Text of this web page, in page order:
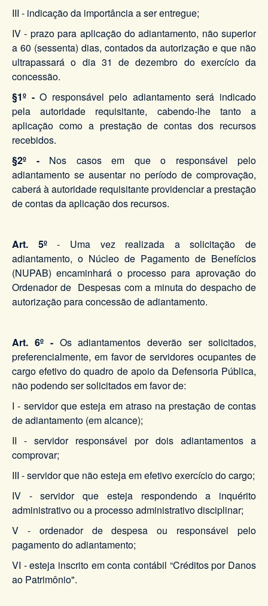
III - indicação da importância a ser entregue;
IV - prazo para aplicação do adiantamento, não superior
a 60 (sessenta) dias, contados da autorização e que não
ultrapassará o dia 31 de dezembro do exercício da
concessão.
§1º -O responsável pelo adiantamento será indicado
pela autoridade requisitante, cabendo-lhe tanto a
aplicação como a prestação de contas dos recursos
recebidos.
§2º - Nos casos em que o responsável pelo
adiantamento se ausentar no período de comprovação,
caberá à autoridade requisitante providenciar a prestação
de contas da aplicação dos recursos.
Art. 5º- Uma vez realizada a solicitação de
adiantamento, o Núcleo de Pagamento de Benefícios
(NUPAB) encaminhará o processo para aprovação do
Ordenador de Despesas com a minuta do despacho de
autorização para concessão de adiantamento.
Art. 6º - Os adiantamentos deverão ser solicitados,
preferencialmente, em favor de servidores ocupantes de
cargo efetivo do quadro de apoio da Defensoria Pública,
não podendo ser solicitados em favor de:
I - servidor que esteja em atraso na prestação de contas
de adiantamento (em alcance);
II - servidor responsável por dois adiantamentos a
comprovar;
III - servidor que não esteja em efetivo exercício do cargo;
IV - servidor que esteja respondendo a inquérito
administrativo ou a processo administrativo disciplinar;
V - ordenador de despesa ou responsável pelo
pagamento do adiantamento;
VI - esteja inscrito em conta contábil “Créditos por Danos
ao Patrimônio".